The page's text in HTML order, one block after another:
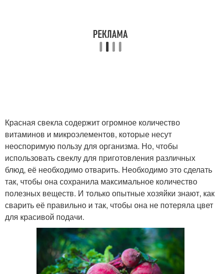
Красная свекла содержит огромное количество
витаминов и микроэлементов, которые несут
неоспоримую пользу для организма. Но, чтобы
использовать свеклу для приготовления различных
блюд, её необходимо отварить. Необходимо это сделать
так, чтобы она сохранила максимальное количество
полезных веществ. И только опытные хозяйки знают, как
сварить её правильно и так, чтобы она не потеряла цвет
для красивой подачи.